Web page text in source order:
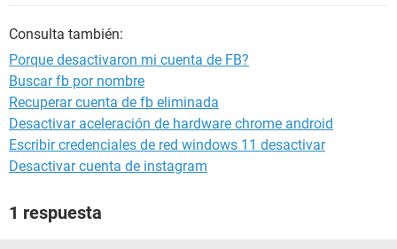
Consulta también:
Porque desactivaron mi cuenta de FB?
Buscar fb por nombre
Recuperar cuenta de fb eliminada
Desactivar aceleración de hardware chrome android
Escribir credenciales de red windows 11 desactivar
Desactivar cuenta de instagram
1 respuesta